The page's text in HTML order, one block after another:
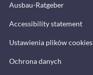
Ausbau-Ratgeber
Accessibility statement
Ustawienia plików cookies
Ochrona danych